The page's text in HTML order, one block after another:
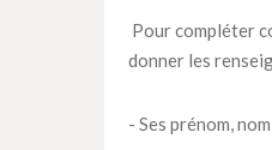
Pour compléter
donner les
- Ses prénom,